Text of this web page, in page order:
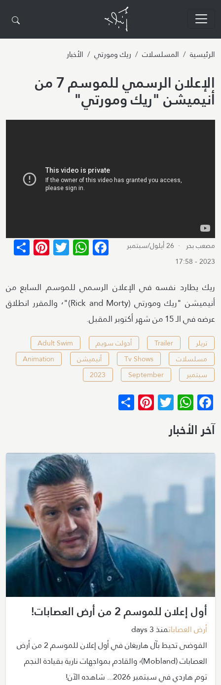
الرئيسية المسلسلات ريك ومورتي الأخبار
الإعلان الرسمي للموسم 7 من
أنيميشن "ريك ومورتي"
مصعب بحر
· 26 أيلول/سبتمبر
2023 - 17:58
Facebook
Twitter
ريك يطارد نفسه في الإعلان الرسمي للموسم السابع من
أنيميشن "ريك ومورتي (Rick and Morty)"٬ والمقرر انطلاق
عرضه في الـ 15 من شهر أكتوبر المقبل.
تريلر Trailer أدولت سويم
Adult Swim
مسلسلات
Tv Shows أنيميشن
Animation
سبتمبر
September
2023
Facebook
WhatsApp
Twitter
Pinterest
Share
آخر الأخبار
أول إعلان للموسم 2 من أرض العصابات!
أرض العصاباتمنذ 3 days
الفوضى تحيط بآل هاريغان في أول إعلان للموسم 2 من أرض
العصابات (Mobland)٬ والقادم بمواجهات نارية بقيادة النجم
توم هاردي في سبتمبر 2026... شاهده الآن!